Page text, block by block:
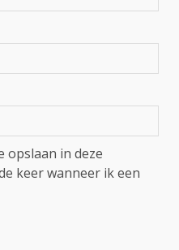
opslaan in deze
keer wanneer ik een